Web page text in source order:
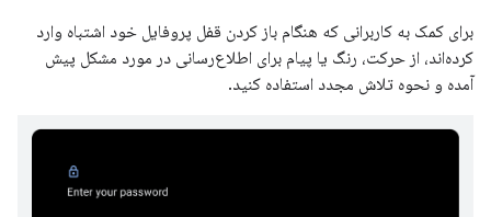
برای کمک به کاربرانی که هنگام باز کردن قفل پروفایل خود اشتباه وارد
کرده‌اند، از حرکت، رنگ یا پیام برای اطلاع‌رسانی در مورد مشکل پیش
آمده و نحوه تلاش مجدد استفاده کنید.